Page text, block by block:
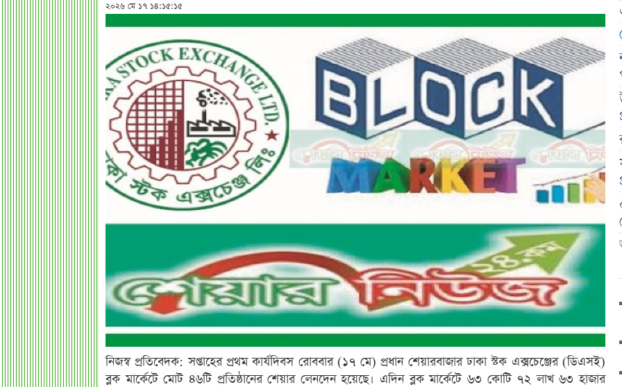
২০২৬ মে ১৭ ১৪:১৫:১৫
নিজস্ব প্রতিবেদক: সপ্তাহের প্রথম কার্যদিবস রোববার (১৭ মে) প্রধান শেয়ারবাজার ঢাকা স্টক এক্সচেঞ্জের (ডিএসই)
ব্লক মার্কেটে মোট ৪৬টি প্রতিষ্ঠানের শেয়ার লেনদেন হয়েছে। এদিন ব্লক মার্কেটে ৬৩ কোটি ৭২ লাখ ৬৩ হাজার